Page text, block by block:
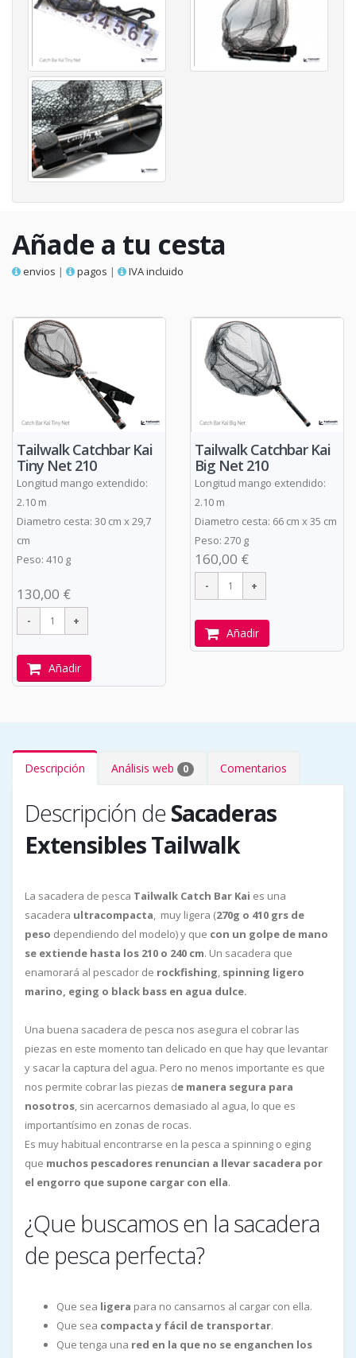
Añade a tu cesta
envios | pagos | IVA incluido
Tailwalk Catchbar Kai
Tiny Net 210
Longitud mango extendido:
2.10 m
Diametro cesta: 30 cm x 29,7
cm
Peso: 410 g
130,00 €
Añadir
Tailwalk Catchbar Kai
Big Net 210
Longitud mango extendido:
2.10 m
Diametro cesta: 66 cm x 35 cm
Peso: 270 g
160,00 €
Añadir
Descripción Análisis web 0 Comentarios
Descripción deSacaderas
Extensibles Tailwalk
La sacadera de pesca Tailwalk Catch Bar Kai es una
sacadera ultracompacta, muy ligera (270g o 410 grs de
peso dependiendo del modelo) y que con un golpe de mano
se extiende hasta los 210 o 240 cm. Un sacadera que
enamorará al pescador de rockfishing, spinning ligero
marino, eging o black bass en agua dulce.
Una buena sacadera de pesca nos asegura el cobrar las
piezas en este momento tan delicado en que hay que levantar
y sacar la captura del agua. Pero no menos importante es que
nos permite cobrar las piezas de manera segura para
nosotros, sin acercarnos demasiado al agua, lo que es
importantísimo en zonas de rocas.
Es muy habitual encontrarse en la pesca a spinning o eging
que muchos pescadores renuncian a llevar sacadera por
el engorro que supone cargar con ella.
¿Que buscamos en la sacadera
de pesca perfecta?
Que sea ligera para no cansarnos al cargar con ella.
Que sea compacta y fácil de transportar.
Que tenga una red en la que no se enganchen los